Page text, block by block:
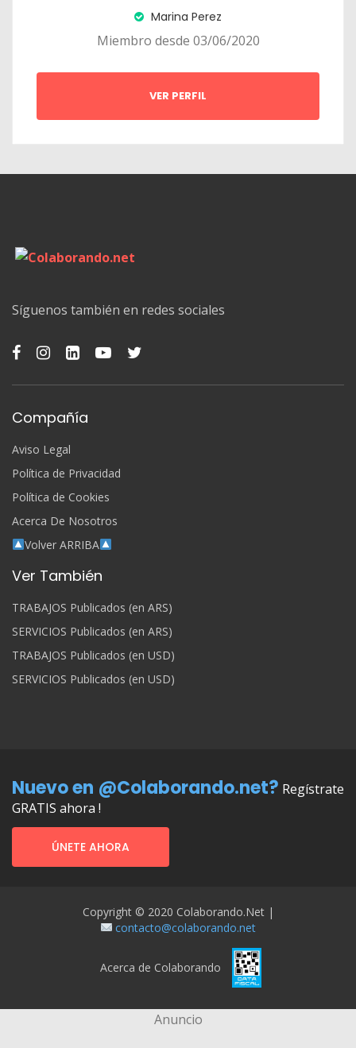
Marina Perez
Miembro desde 03/06/2020
VER PERFIL
Síguenos también en redes sociales
Compañía
Aviso Legal
Política de Privacidad
Política de Cookies
Acerca De Nosotros
Volver ARRIBA
Ver También
TRABAJOS Publicados (en ARS)
SERVICIOS Publicados (en ARS)
TRABAJOS Publicados (en USD)
SERVICIOS Publicados (en USD)
Nuevo en @Colaborando.net? Regístrate
GRATIS ahora !
ÚNETE AHORA
Copyright © 2020 Colaborando.net |
contacto@colaborando.net
Acerca de Colaborando
Anuncio